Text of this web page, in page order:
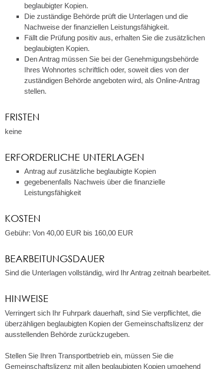
beglaubigter Kopien.
Die zuständige Behörde prüft die Unterlagen und die
Nachweise der finanziellen Leistungsfähigkeit.
Fällt die Prüfung positiv aus, erhalten Sie die zusätzlichen
beglaubigten Kopien.
Den Antrag müssen Sie bei der Genehmigungsbehörde
Ihres Wohnortes schriftlich oder, soweit dies von der
zuständigen Behörde angeboten wird, als Online-Antrag
stellen.
FRISTEN
keine
ERFORDERLICHE UNTERLAGEN
Antrag auf zusätzliche beglaubigte Kopien
gegebenenfalls Nachweis über die finanzielle
Leistungsfähigkeit
KOSTEN
Gebühr: Von 40,00 EUR bis 160,00 EUR
BEARBEITUNGSDAUER
Sind die Unterlagen vollständig, wird Ihr Antrag zeitnah bearbeitet.
HINWEISE
Verringert sich Ihr Fuhrpark dauerhaft, sind Sie verpflichtet, die
überzähligen beglaubigten Kopien der Gemeinschaftslizenz der
ausstellenden Behörde zurückzugeben.
Stellen Sie Ihren Transportbetrieb ein, müssen Sie die
Gemeinschaftslizenz mit allen beglaubigten Kopien umgehend